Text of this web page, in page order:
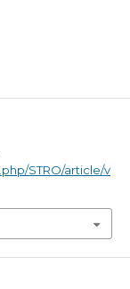
STRO/article/v